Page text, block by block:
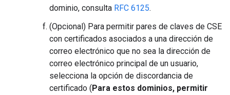
dominio, consulta RFC 6125.
(Opcional) Para permitir pares de claves de CSE
con certificados asociados a una dirección de
correo electrónico que no sea la dirección de
correo electrónico principal de un usuario,
selecciona la opción de discordancia de
certificado (Para estos dominios, permitir